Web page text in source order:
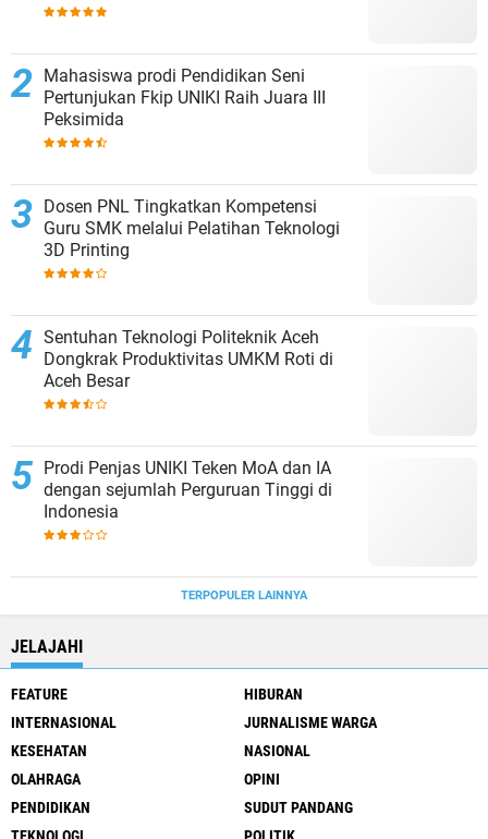
Mahasiswa prodi Pendidikan Seni
Pertunjukan Fkip UNIKI Raih Juara III
Peksimida
Dosen PNL Tingkatkan Kompetensi
Guru SMK melalui Pelatihan Teknologi
3D Printing
Sentuhan Teknologi Politeknik Aceh
Dongkrak Produktivitas UMKM Roti di
Aceh Besar
Prodi Penjas UNIKI Teken MoA dan IA
dengan sejumlah Perguruan Tinggi di
Indonesia
TERPOPULER LAINNYA
JELAJAHI
FEATURE
HIBURAN
INTERNASIONAL
JURNALISME WARGA
KESEHATAN
NASIONAL
OLAHRAGA
OPINI
PENDIDIKAN
SUDUT PANDANG
TEKNOLOGI
POLITIK